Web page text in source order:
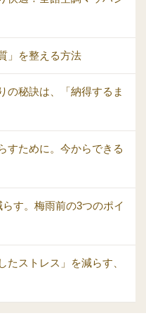
」を整える方法
の秘訣は、「納得するま
すために。今からできる
す。梅雨前の3つのポイ
たストレス」を減らす、